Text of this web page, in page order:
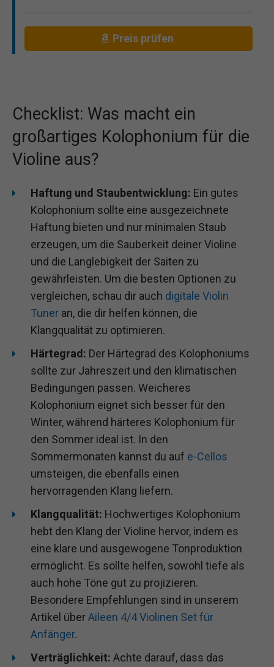
Preis prüfen
Checklist: Was macht ein
großartiges Kolophonium für die
Violine aus?
Haftung und Staubentwicklung: Ein gutes
Kolophonium sollte eine ausgezeichnete
Haftung bieten und nur minimalen Staub
erzeugen, um die Sauberkeit deiner Violine
und die Langlebigkeit der Saiten zu
gewährleisten. Um die besten Optionen zu
vergleichen, schau dir auch digitale Violin
Tuner an, die dir helfen können, die
Klangqualität zu optimieren.
Härtegrad: Der Härtegrad des Kolophoniums
sollte zur Jahreszeit und den klimatischen
Bedingungen passen. Weicheres
Kolophonium eignet sich besser für den
Winter, während härteres Kolophonium für
den Sommer ideal ist. In den
Sommermonaten kannst du auf e-Cellos
umsteigen, die ebenfalls einen
hervorragenden Klang liefern.
Klangqualität: Hochwertiges Kolophonium
hebt den Klang der Violine hervor, indem es
eine klare und ausgewogene Tonproduktion
ermöglicht. Es sollte helfen, sowohl tiefe als
auch hohe Töne gut zu projizieren.
Besondere Empfehlungen sind in unserem
Artikel überAileen 4/4 Violinen Set für
Anfänger.
Verträglichkeit: Achte darauf, dass das